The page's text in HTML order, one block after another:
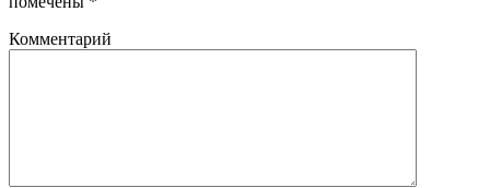
Комментарий